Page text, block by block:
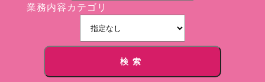
業務内容カテゴリ
検索